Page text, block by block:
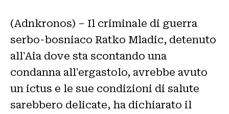
(Adnkronos) – Il criminale di guerra
serbo-bosniaco Ratko Mladic, detenuto
all'Aia dove sta scontando una
condanna all'ergastolo, avrebbe avuto
un ictus e le sue condizioni di salute
sarebbero delicate, ha dichiarato il